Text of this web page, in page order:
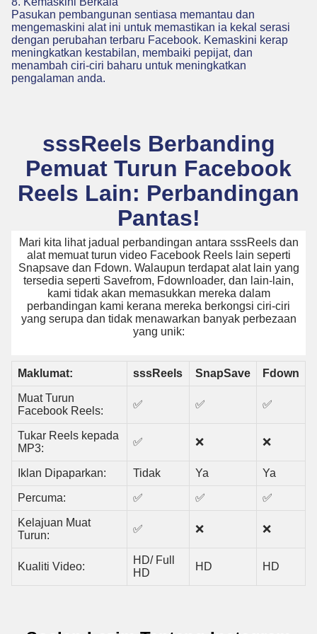
Pasukan pembangunan sentiasa memantau dan
mengemaskini alat ini untuk memastikan ia kekal serasi
dengan perubahan terbaru Facebook. Kemaskini kerap
meningkatkan kestabilan, membaiki pepijat, dan
menambah ciri-ciri baharu untuk meningkatkan
pengalaman anda.
sssReels Berbanding
Pemuat Turun Facebook
Reels Lain: Perbandingan
Pantas!
Mari kita lihat jadual perbandingan antara sssReels dan
alat memuat turun video Facebook Reels lain seperti
Snapsave dan Fdown. Walaupun terdapat alat lain yang
tersedia seperti Savefrom, Fdownloader, dan lain-lain,
kami tidak akan memasukkan mereka dalam
perbandingan kami kerana mereka berkongsi ciri-ciri
yang serupa dan tidak menawarkan banyak perbezaan
yang unik:
Maklumat: sssReels SnapSave Fdown
Muat Turun
Facebook Reels:
✅ ✅ ✅
Tukar Reels kepada
MP3:
✅ ❌ ❌
Iklan Dipaparkan: Tidak Ya Ya
Percuma: ✅ ✅ ✅
Kelajuan Muat
Turun:
✅ ❌ ❌
Kualiti Video:
HD/ Full
HD
HD HD